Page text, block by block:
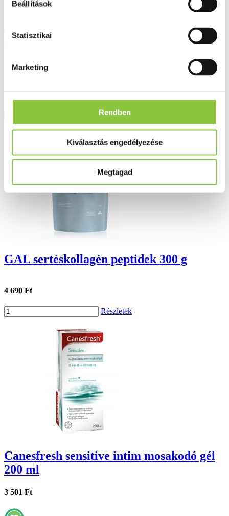
Beállítások
Statisztikai
Marketing
Rendben
Kiválasztás engedélyezése
Megtagad
La Roche-Posay Lipikar Syndet AP+
kímélő krém tusfürdő, 400 ml
7 290 Ft
Részletek
GAL sertéskollagén peptidek 300 g
4 690 Ft
Részletek
Canesfresh sensitive intim mosakodó gél
200 ml
3 501 Ft